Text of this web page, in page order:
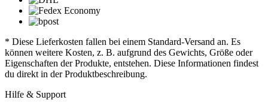
* Diese Lieferkosten fallen bei einem Standard-Versand an. Es
können weitere Kosten, z. B. aufgrund des Gewichts, Größe oder
Eigenschaften der Produkte, entstehen. Diese Informationen findest
du direkt in der Produktbeschreibung.
Hilfe & Support